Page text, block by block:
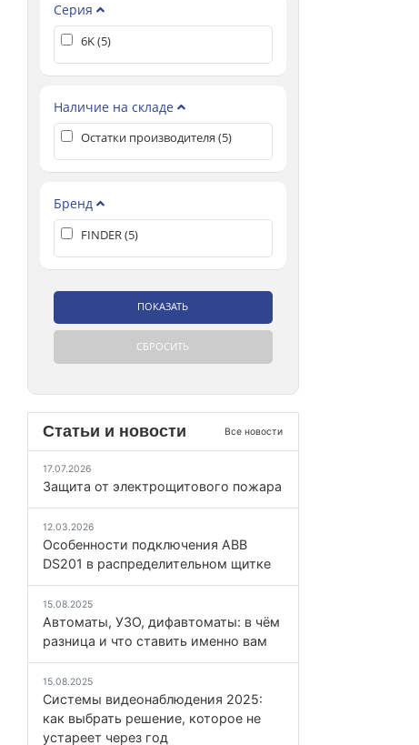
Серия
6K (5)
Наличие на складе
Остатки производителя (5)
Бренд
FINDER (5)
Статьи и новости Все новости
17.07.2026
Защита от электрощитового пожара
12.03.2026
Особенности подключения ABB
DS201 в распределительном щитке
15.08.2025
Автоматы, УЗО, дифавтоматы: в чём
разница и что ставить именно вам
15.08.2025
Системы видеонаблюдения 2025:
как выбрать решение, которое не
устареет через год